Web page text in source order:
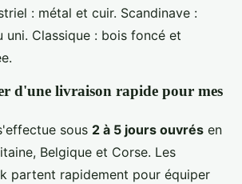
: métal et cuir. Scandinave :
uni. Classique : bois foncé et
d'une livraison rapide pour mes
sous 2 à 5 jours ouvrés en
Belgique et Corse. Les
partent rapidement pour équiper